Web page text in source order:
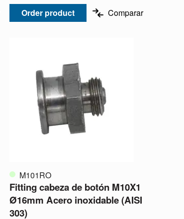
Order product Comparar
M101RO
Fitting cabeza de botón M10X1
Ø16mm Acero inoxidable (AISI
303)